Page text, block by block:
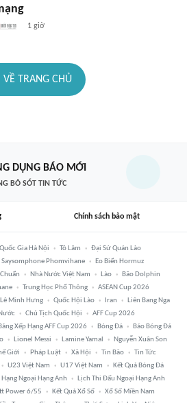
1 giờ
VỀ TRANG CHỦ
DỤNG BÁO MỚI
BỎ SÓT TIN TỨC
Chính sách bảo mật
Gia Hà Nội Tô Lâm
Đại Sứ Quán Lào
Saysomphone Phomvihane
Eo Biển Hormuz
Nhà Nước Việt Nam Lào
Bão Dolphin
Trung Học Phổ Thông
ASEAN Cup 2026
Lê Minh Hưng Quốc Hội Lào Iran
Liên Bang Nga
Chủ Tịch Quốc Hội
AFF Cup 2026
Xếp Hạng AFF Cup 2026 Bóng Đá
Báo Bóng Đá
Lionel Messi Lamine Yamal
Nguyễn Xuân Son
Giới Pháp Luật Xã Hội Tin Bão
Tin Tức
U23 Việt Nam U17 Việt Nam
Kết Quả Bóng Đá
Hạng Ngoại Hạng Anh
Lịch Thi Đấu Ngoại Hạng Anh
Power 6/55 Kết Quả Xổ Số
Xổ Số Miền Nam